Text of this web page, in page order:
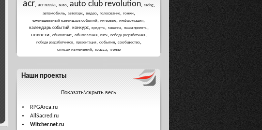
acr, acr russia, auto, auto club revolution, racing,
автомобиль, автопарк, видео, голосование, гонки,
еженедельный календарь событий, интервью, информация,
календарь событий, конкурс, кредиты, машина, наши проекты,
новости, обновление, обновления, патч, победи разработчика,
победи разработчиков, презентация, события, сообщество,
список изменений, трасса, турнир
Наши проекты
Показать\скрыть весь
RPGArea.ru
AllSacred.ru
Witcher.net.ru